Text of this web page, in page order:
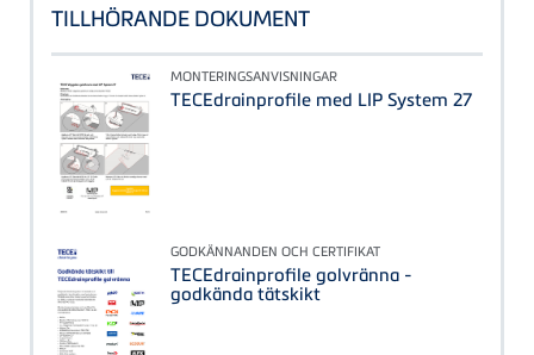
TILLHÖRANDE DOKUMENT
MONTERINGSANVISNINGAR
TECEdrainprofile med LIP System 27
GODKÄNNANDEN OCH CERTIFIKAT
TECEdrainprofile golvränna -
godkända tätskikt